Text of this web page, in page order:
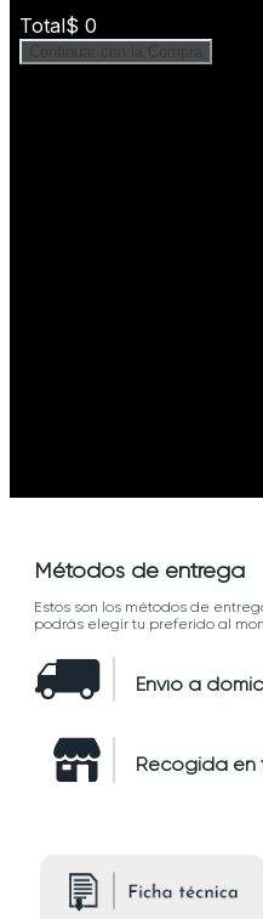
Métodos de entrega
Estos son los métodos de
podrás elegir tu preferido al
Envío a
Recogida en